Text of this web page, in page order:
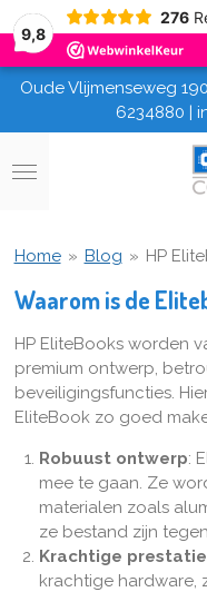
9,8
276
Oude Vlijmenseweg
6234880 |
Home » Blog » HP
Waarom is de
HP EliteBooks worden
premium ontwerp,
beveiligingsfuncties.
EliteBook zo goed
Robuust ontwerp:
mee te gaan. Ze
materialen zoals
ze bestand zijn
Krachtige
krachtige hardware,